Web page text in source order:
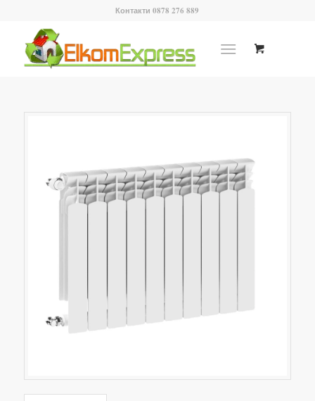
Контакти 0878 276 889